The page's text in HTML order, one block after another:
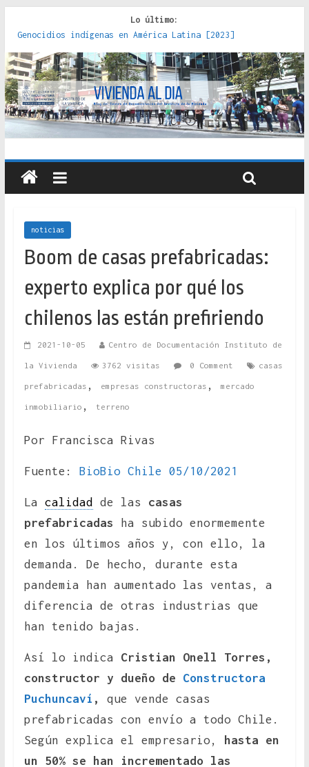
Lo último:
Genocidios indígenas en América Latina [2023]
Estudios sobre la espacialización de los Estados :
políticas, prácticas y representaciones [2022]
Donde el pedernal choca con el acero : hacia una teoría
crítica de las fronteras latinoamericanas [2020]
Criterios técnicos para una vivienda adecuada [2019]
Red de consultorios de la Caja del Seguro Obrero en
Santiago : un patrimonio emblemático [2014]
noticias
Boom de casas prefabricadas:
experto explica por qué los
chilenos las están prefiriendo
2021-10-05 Centro de Documentación Instituto de
la Vivienda 3762 visitas 0 Comment casas
prefabricadas , empresas constructoras , mercado
inmobiliario , terreno
Por Francisca Rivas
Fuente: BioBio Chile 05/10/2021
La calidad de las casas
prefabricadas
ha subido enormemente
en los últimos años y, con ello, la
demanda. De hecho, durante esta
pandemia han aumentado las ventas, a
diferencia de otras industrias que
han tenido bajas.
Así lo indica Cristian Onell Torres,
constructor y dueño de Constructora
Puchuncaví ,
que vende casas
prefabricadas con envío a todo Chile.
Según explica el empresario,
hasta en
un 50% se han incrementado las